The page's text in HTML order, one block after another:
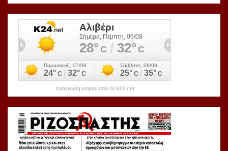
πρόγνωση καιρού από το k24.net